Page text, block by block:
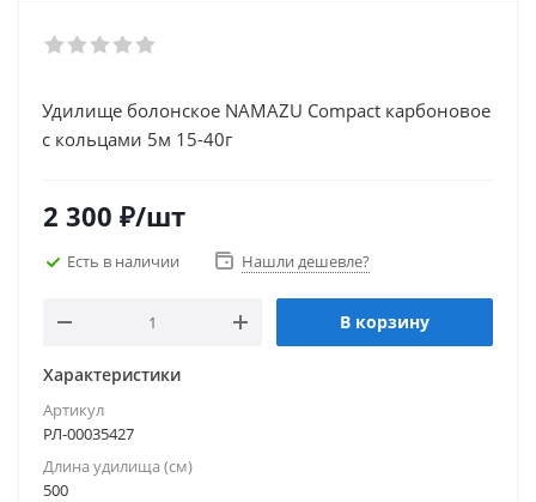
Удилище болонское NAMAZU Compact карбоновое
с кольцами 5м 15-40г
2 300 ₽/шт
Есть в наличии Нашли дешевле?
В корзину
Характеристики
Артикул
РЛ-00035427
Длина удилища (см)
500